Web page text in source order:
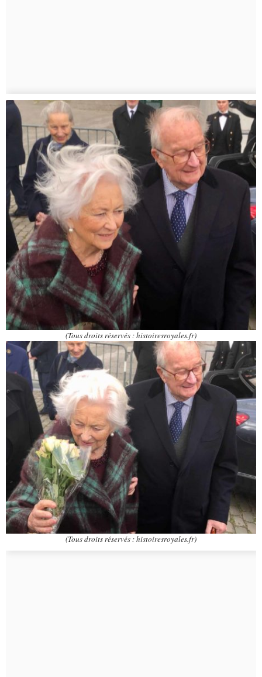
(Tous droits réservés : histoiresroyales.fr)
(Tous droits réservés : histoiresroyales.fr)